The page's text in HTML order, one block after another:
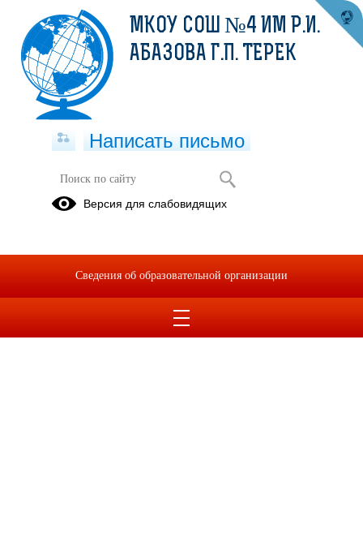
МКОУ СОШ №4 ИМ Р.И.
АБАЗОВА Г.П. ТЕРЕК
Написать письмо
Версия для слабовидящих
Сведения об образовательной организации